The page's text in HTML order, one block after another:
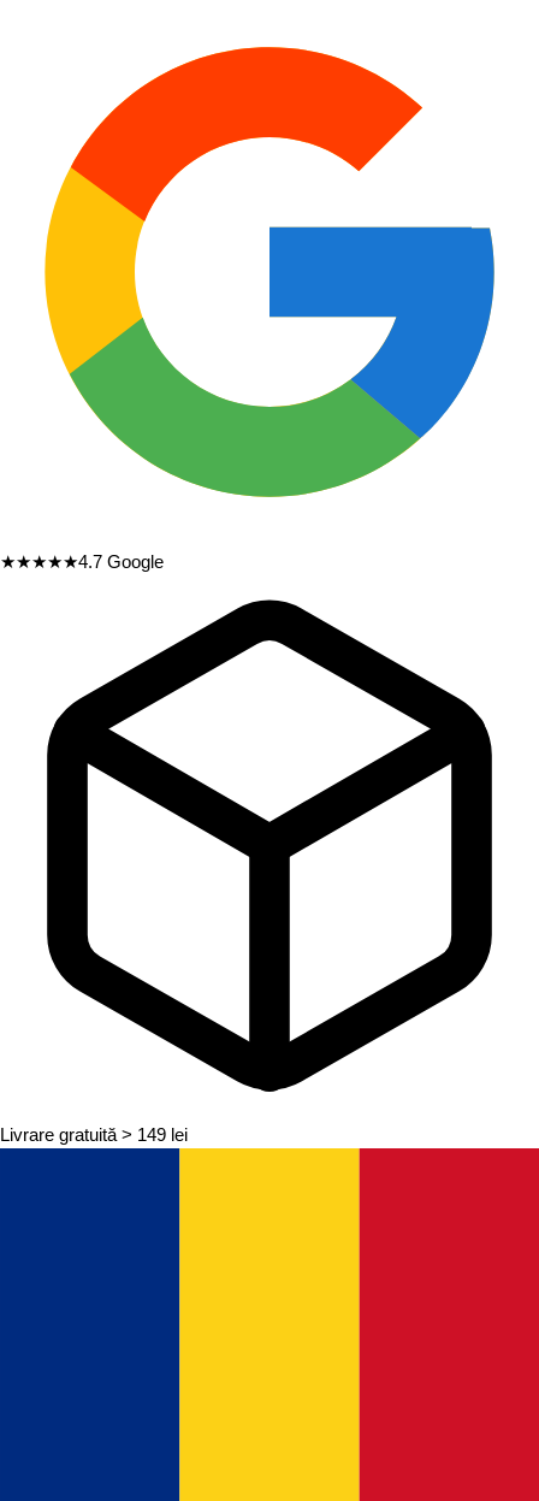
★★★★★4.7 Google
Livrare gratuită > 149 lei